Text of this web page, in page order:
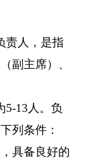
责人，是指
副主席）、
5-13 人。负
列条件：
具备良好的